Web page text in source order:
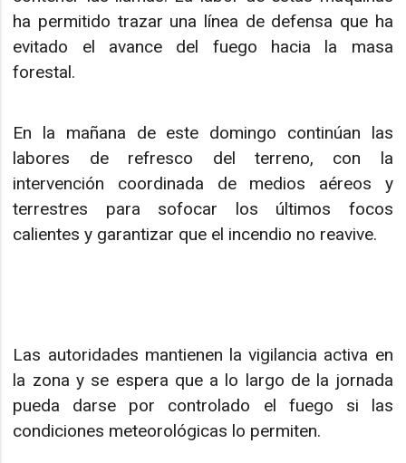
ha permitido trazar una línea de defensa que ha
evitado el avance del fuego hacia la masa
forestal.
En la mañana de este domingo continúan las
labores de refresco del terreno, con la
intervención coordinada de medios aéreos y
terrestres para sofocar los últimos focos
calientes y garantizar que el incendio no reavive.
Las autoridades mantienen la vigilancia activa en
la zona y se espera que a lo largo de la jornada
pueda darse por controlado el fuego si las
condiciones meteorológicas lo permiten.